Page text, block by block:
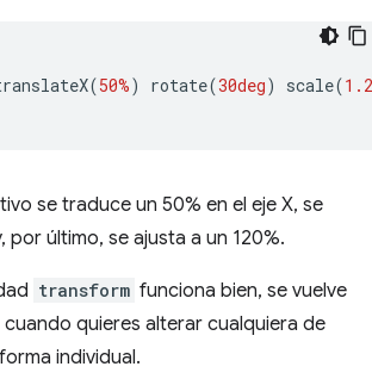
(50%) rotate(30deg) scale(1.2
se traduce un 50% en el eje X, se
por último, se ajusta a un 120%.
transform funciona bien, se vuelve
quieres alterar cualquiera de
individual.